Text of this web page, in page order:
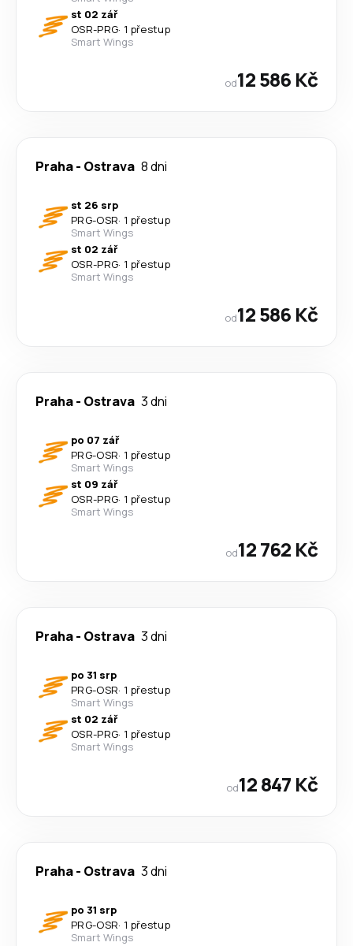
st 02 zář
OSR-PRG· 1 přestup
Smart Wings
od12 586 Kč
Praha- Ostrava 8 dni
st 26 srp
PRG-OSR· 1 přestup
Smart Wings
st 02 zář
OSR-PRG· 1 přestup
Smart Wings
od12 586 Kč
Praha- Ostrava 3 dni
po 07 zář
PRG-OSR· 1 přestup
Smart Wings
st 09 zář
OSR-PRG· 1 přestup
Smart Wings
od12 762 Kč
Praha- Ostrava 3 dni
po 31 srp
PRG-OSR· 1 přestup
Smart Wings
st 02 zář
OSR-PRG· 1 přestup
Smart Wings
od12 847 Kč
Praha- Ostrava 3 dni
po 31 srp
PRG-OSR· 1 přestup
Smart Wings